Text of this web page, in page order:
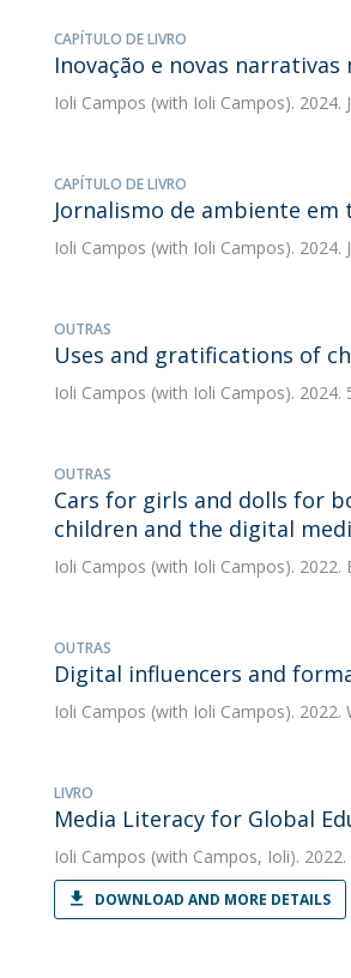
CAPÍTULO DE LIVRO
Inovação e novas
Ioli Campos (with Ioli Campos). 2024.
CAPÍTULO DE LIVRO
Jornalismo de ambiente
Ioli Campos (with Ioli Campos). 2024.
OUTRAS
Uses and gratifications of
Ioli Campos (with Ioli Campos).
OUTRAS
Cars for girls and dolls for
children and the digital
Ioli Campos (with Ioli Campos). 2022.
OUTRAS
Digital influencers and
Ioli Campos (with Ioli Campos).
LIVRO
Media Literacy for Global
Ioli Campos (with Campos, Ioli).
DOWNLOAD AND MORE DETAILS